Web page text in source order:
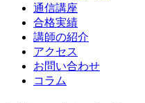
通信講座
合格実績
講師の紹介
アクセス
お問い合わせ
コラム